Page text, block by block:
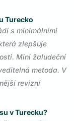
Turecko
s minimálními
zlepšuje
Mini žaludeční
metoda. V
revizní
v Turecku?